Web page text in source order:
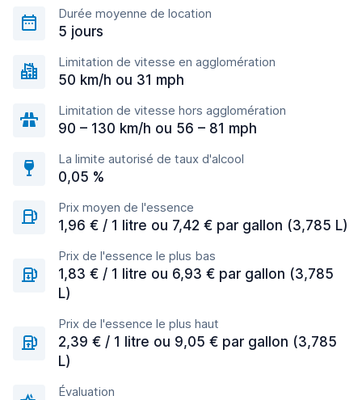
Durée moyenne de location
5 jours
Limitation de vitesse en agglomération
50 km/h ou 31 mph
Limitation de vitesse hors agglomération
90 – 130 km/h ou 56 – 81 mph
La limite autorisé de taux d'alcool
0,05 %
Prix moyen de l'essence
1,96 € / 1 litre ou 7,42 € par gallon (3,785 L)
Prix de l'essence le plus bas
1,83 € / 1 litre ou 6,93 € par gallon (3,785
L)
Prix de l'essence le plus haut
2,39 € / 1 litre ou 9,05 € par gallon (3,785
L)
Évaluation